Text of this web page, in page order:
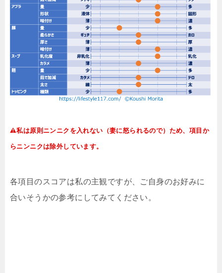
私は原則ニンニクを入れない（妻に怒られるので）ため、項目か
らニンニクは除外しています。
各項目のスコアは私の主観ですが、ご自身のお好みに
合いそうかの参考にしてみてください。